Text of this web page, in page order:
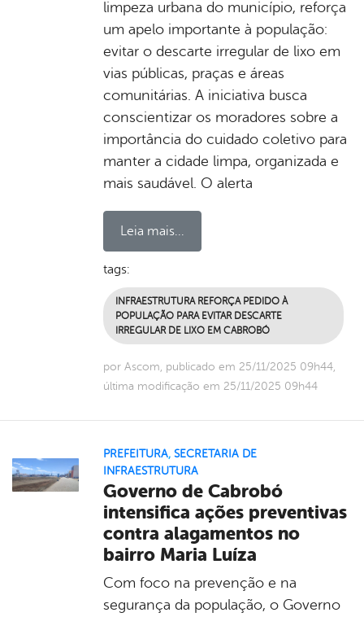
limpeza urbana do município, reforça
um apelo importante à população:
evitar o descarte irregular de lixo em
vias públicas, praças e áreas
comunitárias. A iniciativa busca
conscientizar os moradores sobre a
importância do cuidado coletivo para
manter a cidade limpa, organizada e
mais saudável. O alerta
Leia mais...
tags:
INFRAESTRUTURA REFORÇA PEDIDO À
POPULAÇÃO PARA EVITAR DESCARTE
IRREGULAR DE LIXO EM CABROBÓ
por Ascom, publicado em 25/11/2025 09h44,
última modificação em 25/11/2025 09h44
PREFEITURA, SECRETARIA DE
INFRAESTRUTURA
Governo de Cabrobó
intensifica ações preventivas
contra alagamentos no
bairro Maria Luíza
Com foco na prevenção e na
segurança da população, o Governo